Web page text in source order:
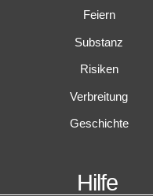
Feiern
Substanz
Risiken
Verbreitung
Geschichte
Hilfe